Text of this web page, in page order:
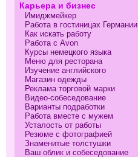
Карьера и бизнес
Имиджмейкер
Работа в гостиницах Германии
Как искать работу
Работа с Avon
Курсы немецкого языка
Меню для ресторана
Изучение английского
Магазин одежды
Реклама торговой марки
Видео-собеседование
Варианты подработки
Работа вместе с мужем
Усталость от работы
Резюме с фотографией
Знаменитые толстушки
Ваш облик и собеседование